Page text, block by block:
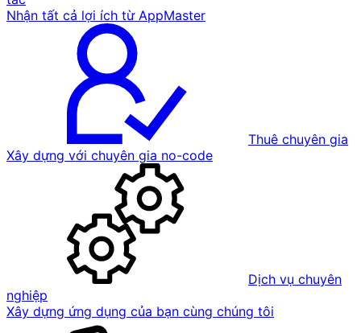
Nhận tất cả lợi ích từ AppMaster
Thuê chuyên gia
Xây dựng với chuyên gia no-code
Dịch vụ chuyên
nghiệp
Xây dựng ứng dụng của bạn cùng chúng tôi